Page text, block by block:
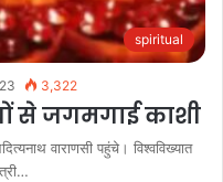
spiritual
3,322
से जगमगाई काशी
वाराणसी पहुंचे। विश्वविख्यात